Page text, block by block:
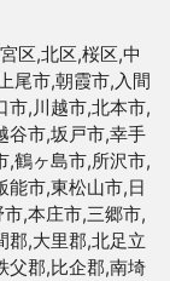
区,北区,桜区,中
尾市,朝霞市,入間
市,川越市,北本市,
谷市,坂戸市,幸手
,鶴ヶ島市,所沢市,
能市,東松山市,日
,本庄市,三郷市,
郡,大里郡,北足立
父郡,比企郡,南埼